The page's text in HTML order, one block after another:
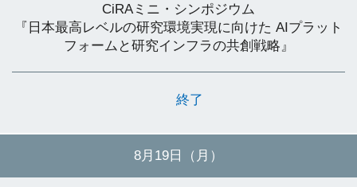
CiRAミニ・シンポジウム
『日本最高レベルの研究環境実現に向けた AIプラット
フォームと研究インフラの共創戦略』
終了
8月19日（月）